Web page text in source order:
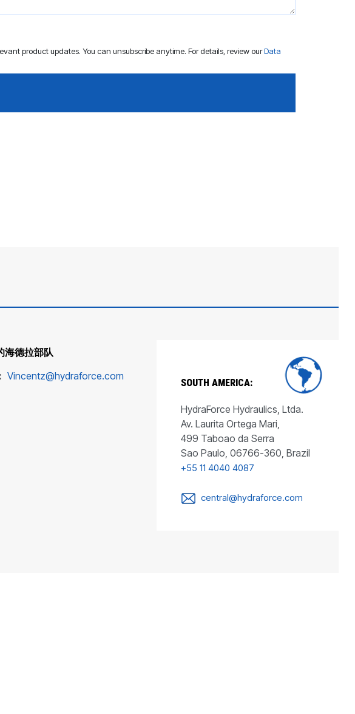
product updates. You can unsubscribe anytime. For details, review ourData
海德拉部队
Vincentz@hydraforce.com
SOUTH AMERICA:
HydraForce Hydraulics, Ltda.
Av. Laurita Ortega Mari,
499 Taboao da Serra
Sao Paulo, 06766-360, Brazil
+55 11 4040 4087
central@hydraforce.com